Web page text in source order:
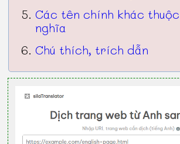
Các tên chính khác thuộc
nghĩa
Chú thích, trích dẫn